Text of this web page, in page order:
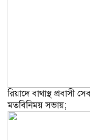
রিয়াদে বাথাস্থ প্রবাসী
মতবিনিময় সভায়;